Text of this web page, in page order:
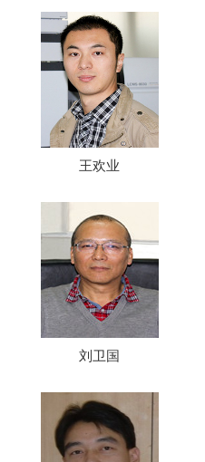
王欢业
刘卫国